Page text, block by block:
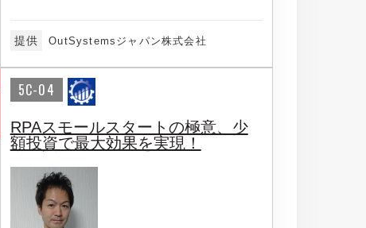
提供 OutSystemsジャパン株式会社
5C-04
RPAスモールスタートの極意、少
額投資で最大効果を実現！